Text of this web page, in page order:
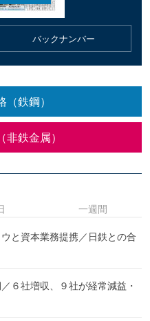
バックナンバー
鉄鋼）
鉄金属）
と資本業務提携／日鉄との合
６社増収、９社が経常減益・
一週間